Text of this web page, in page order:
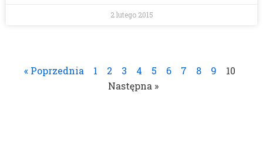
2 lutego 2015
« Poprzednia 1 2 3 4 5 6 7 8 9
10
Następna »